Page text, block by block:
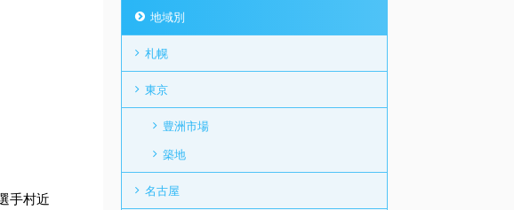
手村近
地域別
札幌
東京
豊洲市場
築地
名古屋